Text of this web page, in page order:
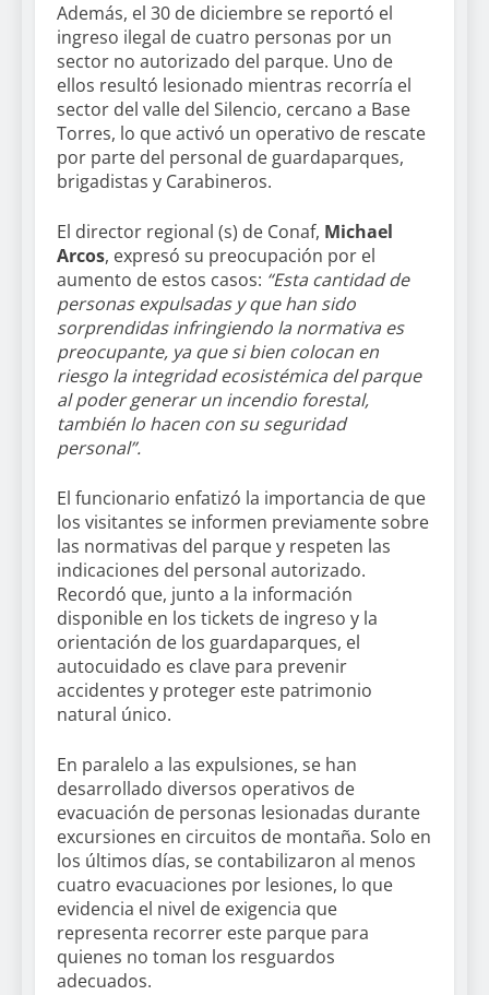
Además, el 30 de diciembre se reportó el
ingreso ilegal de cuatro personas por un
sector no autorizado del parque. Uno de
ellos resultó lesionado mientras recorría el
sector del valle del Silencio, cercano a Base
Torres, lo que activó un operativo de rescate
por parte del personal de guardaparques,
brigadistas y Carabineros.
El director regional (s) de Conaf, Michael
Arcos, expresó su preocupación por el
aumento de estos casos: “Esta cantidad de
personas expulsadas y que han sido
sorprendidas infringiendo la normativa es
preocupante, ya que si bien colocan en
riesgo la integridad ecosistémica del parque
al poder generar un incendio forestal,
también lo hacen con su seguridad
personal”.
El funcionario enfatizó la importancia de que
los visitantes se informen previamente sobre
las normativas del parque y respeten las
indicaciones del personal autorizado.
Recordó que, junto a la información
disponible en los tickets de ingreso y la
orientación de los guardaparques, el
autocuidado es clave para prevenir
accidentes y proteger este patrimonio
natural único.
En paralelo a las expulsiones, se han
desarrollado diversos operativos de
evacuación de personas lesionadas durante
excursiones en circuitos de montaña. Solo en
los últimos días, se contabilizaron al menos
cuatro evacuaciones por lesiones, lo que
evidencia el nivel de exigencia que
representa recorrer este parque para
quienes no toman los resguardos
adecuados.